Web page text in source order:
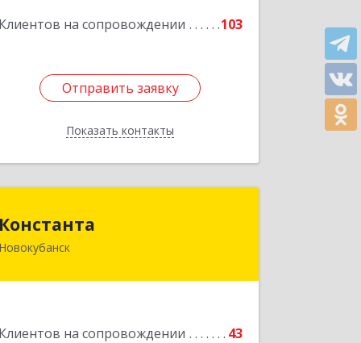
Клиентов на сопровождении 103
Отправить заявку
Показать контакты
Отправить заявку
Назад
Константа
Новокубанск
Клиентов на сопровождении 43
352240, Краснодарский край,
Подробнее